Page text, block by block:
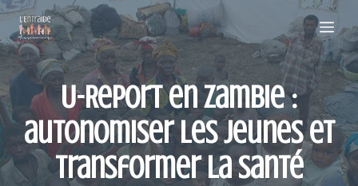
Aller
au
contenu
U-Report en Zambie :
autonomiser les jeunes et
transformer la santé